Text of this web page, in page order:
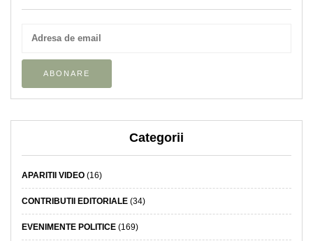
Categorii
APARITII VIDEO (16)
CONTRIBUTII EDITORIALE (34)
EVENIMENTE POLITICE (169)